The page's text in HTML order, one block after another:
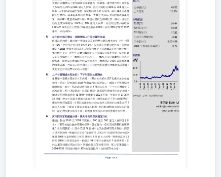
損益，經常性純利亦增長87%。期內礦產金產量按年升
23%，礦產銅產量則跌10%，主要受卡莫阿-卡庫拉銅礦減
產拖累，其餘礦山產量則保持平穩。集團財務狀況持續改
善，期內，經營活動現金流淨額增長122%至278億元人民
幣，自由現金流大幅增長214%至149億元人民幣，淨負債比
率由2025年底的56%下降至2026年第一季的42%。 目標價
(元)40.00上升空間16.1% 股價(元)34.4452周高(元)46.9852周
低(元)17.20年初至今變動(%)-3.42市值(億元)9,601.892026年
預測市盈率(倍)9.73 全年成本指引穩定，硫酸價格上升帶來
額外收益 值得注意的是，雖然第一季礦產金及銅的單位銷
售成本按年上升10%至12%，但按季計則回落3%至6%，反
映成本控制開始見效。管理層預期，2026年黃金開採成本大
致保持穩定，而銅礦成本則可能出現中單位數的上升。雖然
中東衝突導致能源及關鍵原料供應受限，但在硫酸緊缺及價
格急升下，集團成為受惠者之一。集團大部分銅礦採用火法
冶煉技術，硫酸是冶煉過程中的重要副產品，集團預計2026